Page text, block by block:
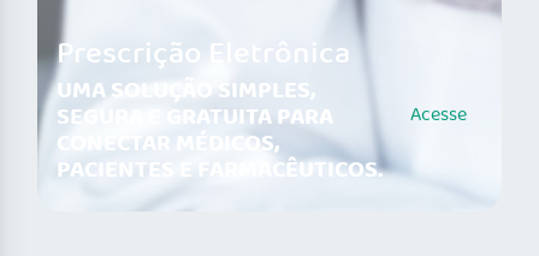
Prescrição Eletrônica
UMA SOLUÇÃO SIMPLES,
SEGURA E GRATUITA PARA
CONECTAR MÉDICOS,
PACIENTES E FARMACÊUTICOS.
Acesse